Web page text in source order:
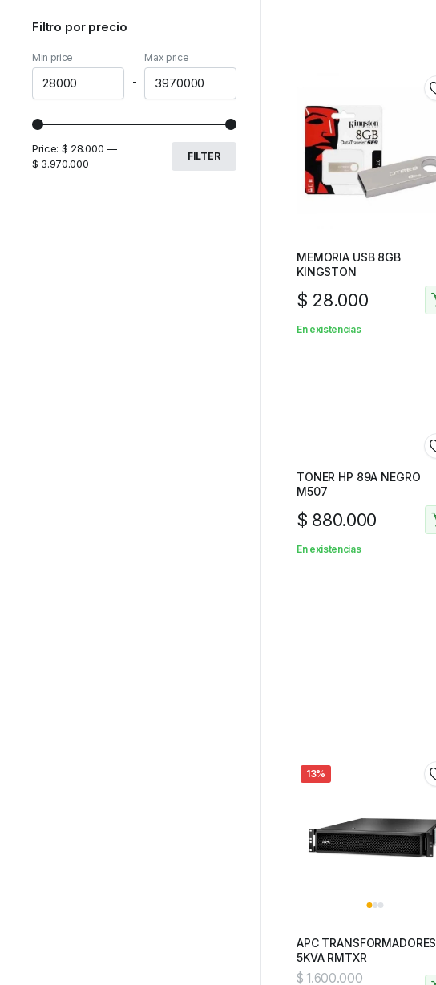
MEMORIA USB 8GB
KINGSTON
$ 28.000
En existencias
TONER HP 89A NEGRO
M507
$ 880.000
En existencias
13%
APC TRANSFORMADORES
5KVA RMTXR
$1.600.000
Filtro por precio
Min price
-
Max price
FILTER
Price: $ 28.000 —
$ 3.970.000